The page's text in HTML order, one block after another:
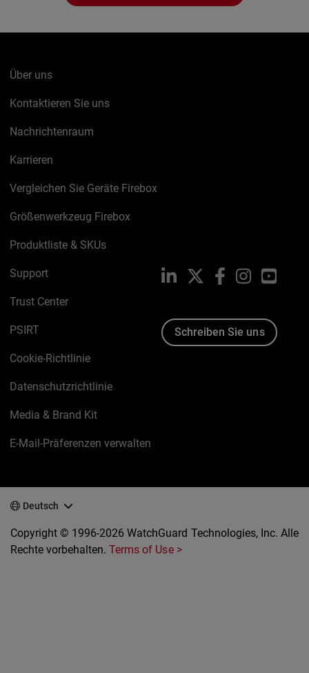
Über uns
Kontaktieren Sie uns
Nachrichtenraum
Karrieren
Vergleichen Sie Geräte Firebox
Größenwerkzeug Firebox
Produktliste & SKUs
Support
Trust Center
PSIRT
Cookie-Richtlinie
Datenschutzrichtlinie
Media & Brand Kit
E-Mail-Präferenzen verwalten
LinkedIn FacebookInstagram
Schreiben Sie uns
Deutsch
Copyright © 1996-2026 WatchGuard Technologies, Inc. Alle
Rechte vorbehalten.Terms of Use >